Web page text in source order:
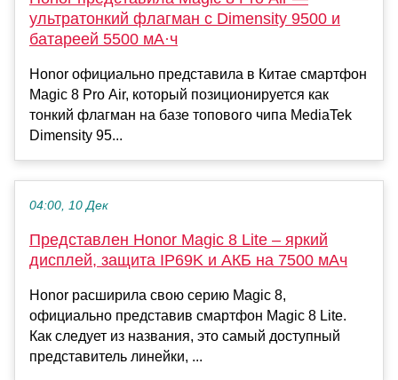
ультратонкий флагман с Dimensity 9500 и
батареей 5500 мА·ч
Honor официально представила в Китае смартфон
Magic 8 Pro Air, который позиционируется как
тонкий флагман на базе топового чипа MediaTek
Dimensity 95...
04:00, 10 Дек
Представлен Honor Magic 8 Lite – яркий
дисплей, защита IP69K и АКБ на 7500 мАч
Honor расширила свою серию Magic 8,
официально представив смартфон Magic 8 Lite.
Как следует из названия, это самый доступный
представитель линейки, ...